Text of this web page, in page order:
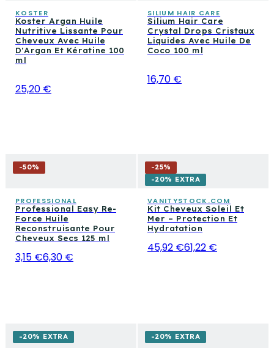
KOSTER
Koster Argan Huile
Nutritive Lissante Pour
Cheveux Avec Huile
D'Argan Et Kératine 100
ml
25,20 €
SILIUM HAIR CARE
Silium Hair Care
Crystal Drops Cristaux
Liquides Avec Huile De
Coco 100 ml
16,70 €
-50%
PROFESSIONAL
Professional Easy Re-
Force Huile
Reconstruisante Pour
Cheveux Secs 125 ml
3,15 €6,30 €
-25%
-20% EXTRA
VANITYSTOCK.COM
Kit Cheveux Soleil Et
Mer – Protection Et
Hydratation
45,92 €61,22 €
-20% EXTRA -20% EXTRA